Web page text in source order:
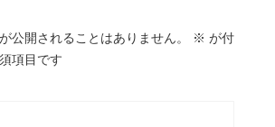
公開されることはありません。 ※ が付
項目です